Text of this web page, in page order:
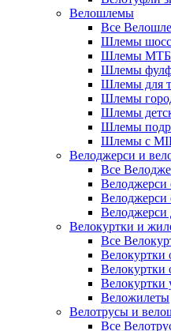
Велошлемы
Все
Шлемы
Шлемы МТБ
Шлемы
Шлемы для
Шлемы
Шлемы
Шлемы
Шлемы с
Велоджерси и
Все
Велоджерси
Велокуртки и
Все
Велокуртки
Велокуртки
Велокуртки
Веложилеты
Велотрусы и
Все